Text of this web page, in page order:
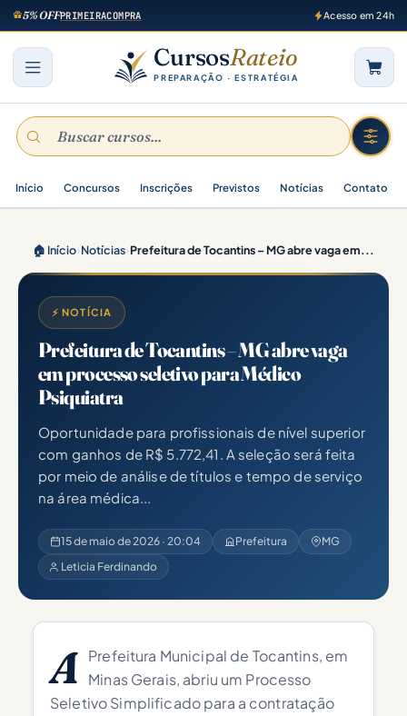
5% OFFPRIMEIRACOMPRA Acesso em 24h
CursosRateio
PREPARAÇÃO · ESTRATÉGIA
Início Concursos Inscrições Previstos Notícias Contato
🏠 Início›Notícias›Prefeitura de Tocantins – MG abre vaga em...
⚡ NOTÍCIA
Prefeitura de Tocantins – MG abre vaga
em processo seletivo para Médico
Psiquiatra
Oportunidade para profissionais de nível superior
com ganhos de R$ 5.772,41. A seleção será feita
por meio de análise de títulos e tempo de serviço
na área médica...
15 de maio de 2026 · 20:04 Prefeitura
MG
Leticia Ferdinando
A Prefeitura Municipal de Tocantins, em
Minas Gerais, abriu um Processo
Seletivo Simplificado para a contratação